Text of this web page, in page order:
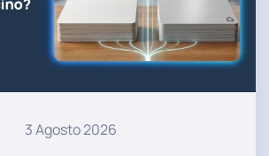
3 Agosto 2026